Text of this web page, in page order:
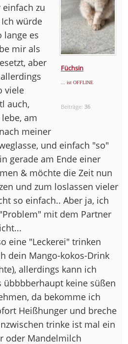
Füchsin
... ist OFFLINE
Beiträge:36
zu
würde
lange es
mir als
aber
viele
auch,
am
meiner
und einfach "so"
gerade am Ende einer
& möchte die Zeit nun
und zum loslassen vieler
so einfach.. Aber ja, ich
mit dem Partner
eine "Leckerei" trinken
dein Mango-kokos-Drink
allerdings kann ich
übbbberhaupt keine süßen
da bekomme ich
Heißhunger und breche
trinke ist mal ein
oder Mandelmilch